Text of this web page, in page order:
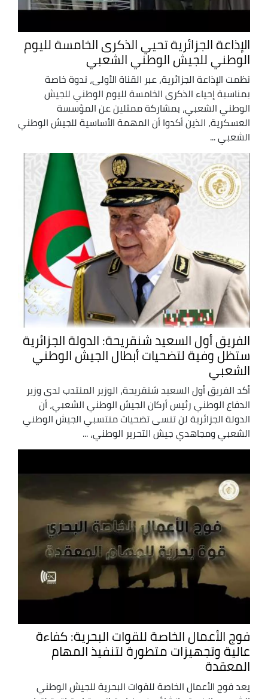
الإذاعة الجزائرية تحيي الذكرى الخامسة لليوم
الوطني للجيش الوطني الشعبي
نظمت الإذاعة الجزائرية، عبر القناة الأولى، ندوة خاصة
بمناسبة إحياء الذكرى الخامسة لليوم الوطني للجيش
الوطني الشعبي، بمشاركة ممثلين عن المؤسسة
العسكرية، الذين أكدوا أن المهمة الأساسية للجيش الوطني
الشعبي ...
الفريق أول السعيد شنقريحة: الدولة الجزائرية
ستظل وفية لتضحيات أبطال الجيش الوطني
الشعبي
أكد الفريق أول السعيد شنقريحة، الوزير المنتدب لدى وزير
الدفاع الوطني رئيس أركان الجيش الوطني الشعبي، أن
الدولة الجزائرية لن تنسى تضحيات منتسبي الجيش الوطني
الشعبي ومجاهدي جيش التحرير الوطني، ...
فوج الأعمال الخاصة للقوات البحرية: كفاءة
عالية وتجهيزات متطورة لتنفيذ المهام
المعقدة
يعد فوج الأعمال الخاصة للقوات البحرية للجيش الوطني